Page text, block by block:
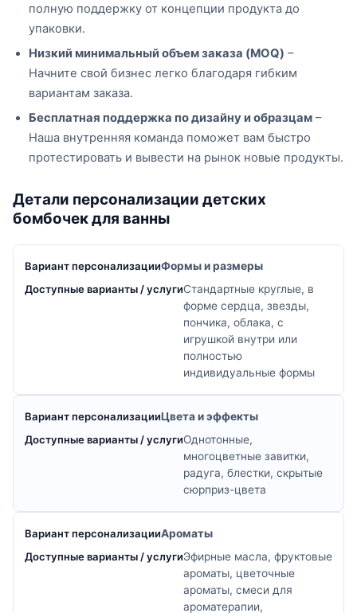
полную поддержку от концепции продукта до
упаковки.
Низкий минимальный объем заказа (MOQ) –
Начните свой бизнес легко благодаря гибким
вариантам заказа.
Бесплатная поддержка по дизайну и образцам –
Наша внутренняя команда поможет вам быстро
протестировать и вывести на рынок новые продукты.
Детали персонализации детских
бомбочек для ванны
Формы и размеры
Стандартные круглые, в
форме сердца, звезды,
пончика, облака, с
игрушкой внутри или
полностью
индивидуальные формы
Цвета и эффекты
Однотонные,
многоцветные завитки,
радуга, блестки, скрытые
сюрприз-цвета
Ароматы
Эфирные масла, фруктовые
ароматы, цветочные
ароматы, смеси для
ароматерапии,